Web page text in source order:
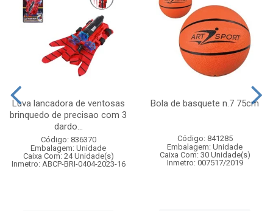
Luva lancadora de ventosas
brinquedo de precisao com 3
dardo...
Código: 836370
Embalagem: Unidade
Caixa Com: 24 Unidade(s)
Inmetro: ABCP-BRI-0404-2023-16
Bola de basquete n.7 75cm
Código: 841285
Embalagem: Unidade
Caixa Com: 30 Unidade(s)
Inmetro: 007517/2019